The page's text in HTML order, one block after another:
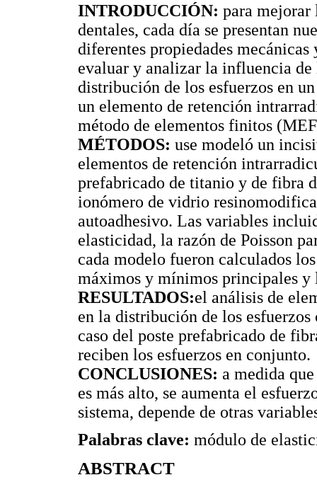
INTRODUCCIÓN: para mejorar
dentales, cada día se presentan
diferentes propiedades
evaluar y analizar la influencia
distribución de los esfuerzos en
un elemento de retención
método de elementos finitos
MÉTODOS: use modeló un
elementos de retención
prefabricado de titanio y de fibra
ionómero de vidrio
autoadhesivo. Las variables
elasticidad, la razón de Poisson
cada modelo fueron calculados
máximos y mínimos principales y
RESULTADOS:el análisis de
en la distribución de los
caso del poste prefabricado de
reciben los esfuerzos en conjunto.
CONCLUSIONES: a medida
es más alto, se aumenta el
sistema, depende de otras
Palabras clave: módulo de
ABSTRACT